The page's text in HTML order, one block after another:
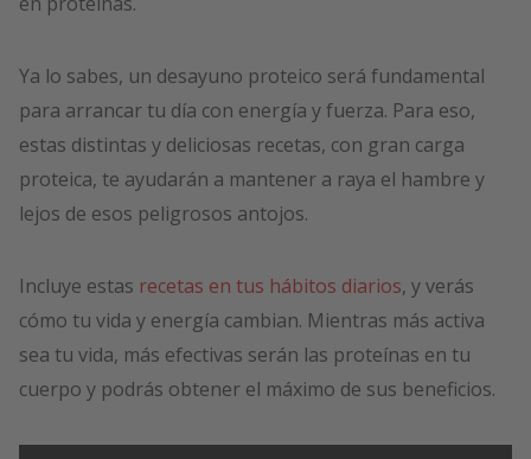
Ya lo sabes, un desayuno proteico será fundamental
para arrancar tu día con energía y fuerza. Para eso,
estas distintas y deliciosas recetas, con gran carga
proteica, te ayudarán a mantener a raya el hambre y
lejos de esos peligrosos antojos.
Incluye estas recetas en tus hábitos diarios, y verás
cómo tu vida y energía cambian. Mientras más activa
sea tu vida, más efectivas serán las proteínas en tu
cuerpo y podrás obtener el máximo de sus beneficios.